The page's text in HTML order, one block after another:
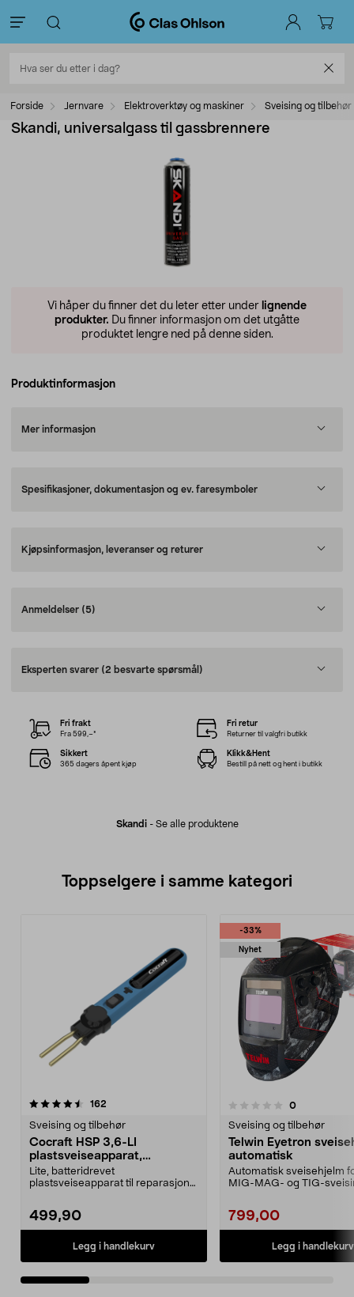
Forside Jernvare Elektroverktøy og maskiner Sveising og tilbehør
Skandi, universalgass til gassbrennere
Vi håper du finner det du leter etter under lignende
produkter. Du finner informasjon om det utgåtte
produktet lengre ned på denne siden.
Produktinformasjon
Mer informasjon
Spesifikasjoner, dokumentasjon og ev. faresymboler
Kjøpsinformasjon, leveranser og returer
Anmeldelser (5)
Eksperten svarer (2 besvarte spørsmål)
Skandi- Se alle produktene
Fri frakt
Fra 599,–*
Fri retur
Returner til valgfri butikk
Sikkert
365 dagers åpent kjøp
Klikk&Hent
Bestill på nett og hent i butikk
Toppselgere i samme kategori
162
Sveising og tilbehør
Cocraft HSP 3,6-LI
plastsveiseapparat,
oppladbart
Lite, batteridrevet
plastsveiseapparat til reparasjon
499,90
Legg i handlekurv
-33%
Nyhet
0.0 av 5 stjerner 0anmeldelser
Sveising og tilbehør
Telwin Eyetron
automatisk
Automatisk sveisehjelm
MIG-MAG- og TIG-
799,00
Legg i handlekurv
4.5 av 5 stjerner